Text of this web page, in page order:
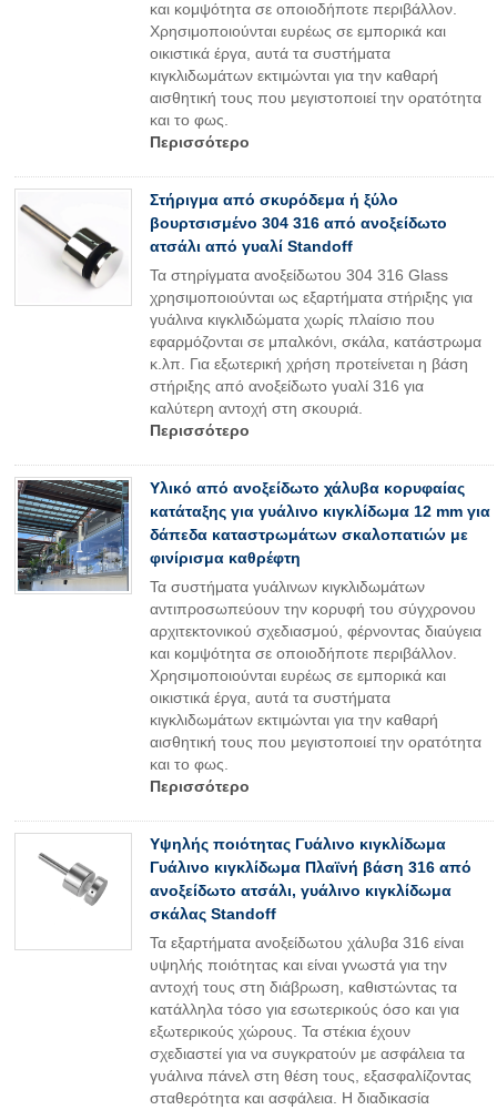
και κομψότητα σε οποιοδήποτε περιβάλλον.
Χρησιμοποιούνται ευρέως σε εμπορικά και
οικιστικά έργα, αυτά τα συστήματα
κιγκλιδωμάτων εκτιμώνται για την καθαρή
αισθητική τους που μεγιστοποιεί την ορατότητα
και το φως.
Περισσότερο
Στήριγμα από σκυρόδεμα ή ξύλο
βουρτσισμένο 304 316 από ανοξείδωτο
ατσάλι από γυαλί Standoff
Τα στηρίγματα ανοξείδωτου 304 316 Glass
χρησιμοποιούνται ως εξαρτήματα στήριξης για
γυάλινα κιγκλιδώματα χωρίς πλαίσιο που
εφαρμόζονται σε μπαλκόνι, σκάλα, κατάστρωμα
κ.λπ. Για εξωτερική χρήση προτείνεται η βάση
στήριξης από ανοξείδωτο γυαλί 316 για
καλύτερη αντοχή στη σκουριά.
Περισσότερο
Υλικό από ανοξείδωτο χάλυβα κορυφαίας
κατάταξης για γυάλινο κιγκλίδωμα 12 mm για
δάπεδα καταστρωμάτων σκαλοπατιών με
φινίρισμα καθρέφτη
Τα συστήματα γυάλινων κιγκλιδωμάτων
αντιπροσωπεύουν την κορυφή του σύγχρονου
αρχιτεκτονικού σχεδιασμού, φέρνοντας διαύγεια
και κομψότητα σε οποιοδήποτε περιβάλλον.
Χρησιμοποιούνται ευρέως σε εμπορικά και
οικιστικά έργα, αυτά τα συστήματα
κιγκλιδωμάτων εκτιμώνται για την καθαρή
αισθητική τους που μεγιστοποιεί την ορατότητα
και το φως.
Περισσότερο
Υψηλής ποιότητας Γυάλινο κιγκλίδωμα
Γυάλινο κιγκλίδωμα Πλαϊνή βάση 316 από
ανοξείδωτο ατσάλι, γυάλινο κιγκλίδωμα
σκάλας Standoff
Τα εξαρτήματα ανοξείδωτου χάλυβα 316 είναι
υψηλής ποιότητας και είναι γνωστά για την
αντοχή τους στη διάβρωση, καθιστώντας τα
κατάλληλα τόσο για εσωτερικούς όσο και για
εξωτερικούς χώρους. Τα στέκια έχουν
σχεδιαστεί για να συγκρατούν με ασφάλεια τα
γυάλινα πάνελ στη θέση τους, εξασφαλίζοντας
σταθερότητα και ασφάλεια. Η διαδικασία